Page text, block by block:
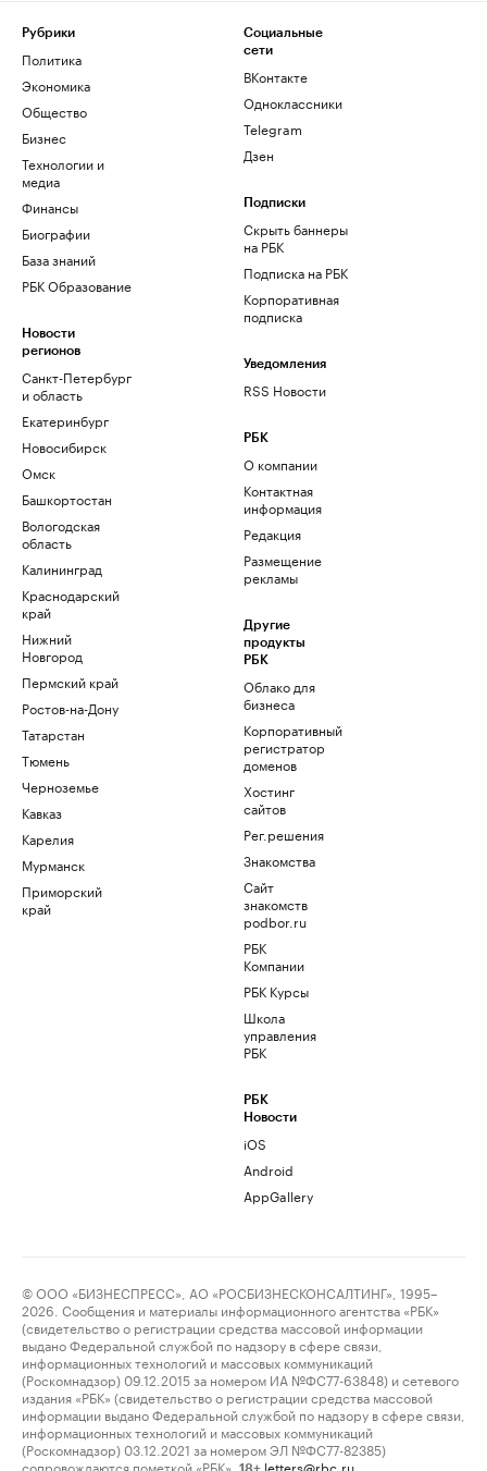
Рубрики
Политика
Экономика
Общество
Бизнес
Технологии и
медиа
Финансы
Биографии
База знаний
РБК Образование
Новости
регионов
Санкт-Петербург
и область
Екатеринбург
Новосибирск
Омск
Башкортостан
Вологодская
область
Калининград
Краснодарский
край
Нижний
Новгород
Пермский край
Ростов-на-Дону
Татарстан
Тюмень
Черноземье
Кавказ
Карелия
Мурманск
Приморский
край
Социальные
сети
ВКонтакте
Одноклассники
Telegram
Дзен
Подписки
Скрыть баннеры
на РБК
Подписка на РБК
Корпоративная
подписка
Уведомления
RSS Новости
РБК
О компании
Контактная
информация
Редакция
Размещение
рекламы
Другие
продукты
РБК
Облако для
бизнеса
Корпоративный
регистратор
доменов
Хостинг
сайтов
Рег.решения
Знакомства
Сайт
знакомств
podbor.ru
РБК
Компании
РБК Курсы
Школа
управления
РБК
РБК
Новости
iOS
Android
AppGallery
© ООО «БИЗНЕСПРЕСС», АО «РОСБИЗНЕСКОНСАЛТИНГ», 1995–
2026. Сообщения и материалы информационного агентства «РБК»
(свидетельство о регистрации средства массовой информации
выдано Федеральной службой по надзору в сфере связи,
информационных технологий и массовых коммуникаций
(Роскомнадзор) 09.12.2015 за номером ИА №ФС77-63848) и сетевого
издания «РБК» (свидетельство о регистрации средства массовой
информации выдано Федеральной службой по надзору в сфере связи,
информационных технологий и массовых коммуникаций
(Роскомнадзор) 03.12.2021 за номером ЭЛ №ФС77-82385)
сопровождаются пометкой «РБК».
letters@rbc.ru